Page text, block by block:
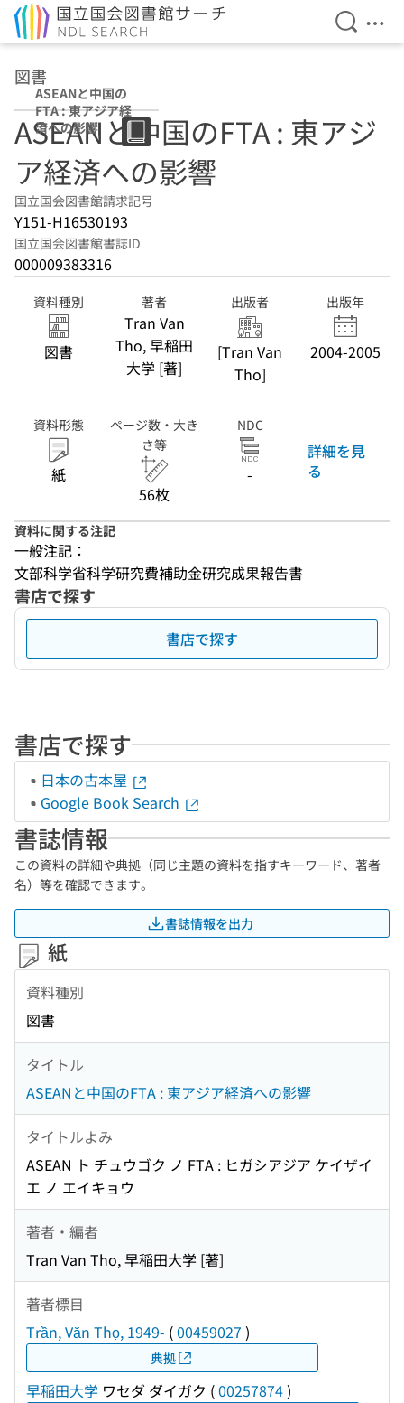
検索を
メ
図書
ASEANと中国の
FTA : 東アジア経
済への影響
ASEANと中国のFTA : 東アジ
ア経済への影響
国立国会図書館請求記号
Y151-H16530193
国立国会図書館書誌ID
000009383316
資料種別
図書
著者
Tran Van
Tho, 早稲田
大学 [著]
出版者
[Tran Van
Tho]
出版年
2004-2005
資料形態
紙
ページ数・大き
さ等
56枚
NDC
-
詳細を見
る
資料に関する注記
一般注記：
文部科学省科学研究費補助金研究成果報告書
書店で探す
書店で探す
書店で探す
日本の古本屋
Google Book Search
書誌情報
この資料の詳細や典拠（同じ主題の資料を指すキーワード、著者
名）等を確認できます。
書誌情報を出力
紙
資料種別
図書
タイトル
ASEANと中国のFTA : 東アジア経済への影響
タイトルよみ
ASEAN ト チュウゴク ノ FTA : ヒガシアジア ケイザイ
エ ノ エイキョウ
著者・編者
Tran Van Tho, 早稲田大学 [著]
著者標目
Trần, Văn Thọ, 1949- (00459027 )
典拠
早稲田大学 ワセダ ダイガク (00257874)